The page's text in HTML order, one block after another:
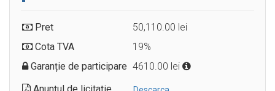
Pret
50,110.00 lei
Cota TVA
19%
Garanție de participare 4610.00 lei